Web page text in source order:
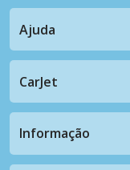
Ajuda
CarJet
Informação